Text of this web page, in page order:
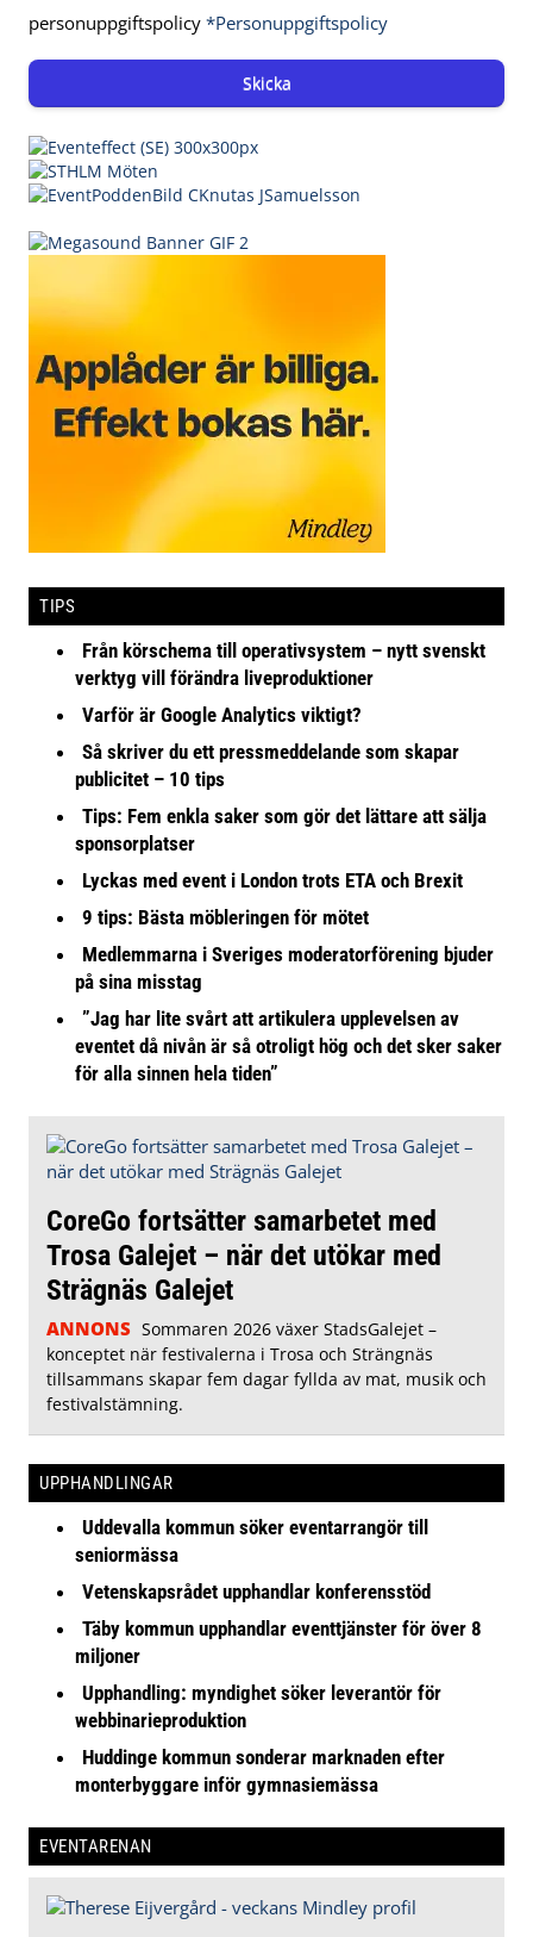
personuppgiftspolicy *Personuppgiftspolicy
Skicka
TIPS
Från körschema till operativsystem – nytt svenskt
verktyg vill förändra liveproduktioner
Varför är Google Analytics viktigt?
Så skriver du ett pressmeddelande som skapar
publicitet – 10 tips
Tips: Fem enkla saker som gör det lättare att sälja
sponsorplatser
Lyckas med event i London trots ETA och Brexit
9 tips: Bästa möbleringen för mötet
Medlemmarna i Sveriges moderatorförening bjuder
på sina misstag
”Jag har lite svårt att artikulera upplevelsen av
eventet då nivån är så otroligt hög och det sker saker
för alla sinnen hela tiden”
CoreGo fortsätter samarbetet med
Trosa Galejet – när det utökar med
Strägnäs Galejet
ANNONS Sommaren 2026 växer StadsGalejet –
konceptet när festivalerna i Trosa och Strängnäs
tillsammans skapar fem dagar fyllda av mat, musik och
festivalstämning.
UPPHANDLINGAR
Uddevalla kommun söker eventarrangör till
seniormässa
Vetenskapsrådet upphandlar konferensstöd
Täby kommun upphandlar eventtjänster för över 8
miljoner
Upphandling: myndighet söker leverantör för
webbinarieproduktion
Huddinge kommun sonderar marknaden efter
monterbyggare inför gymnasiemässa
EVENTARENAN